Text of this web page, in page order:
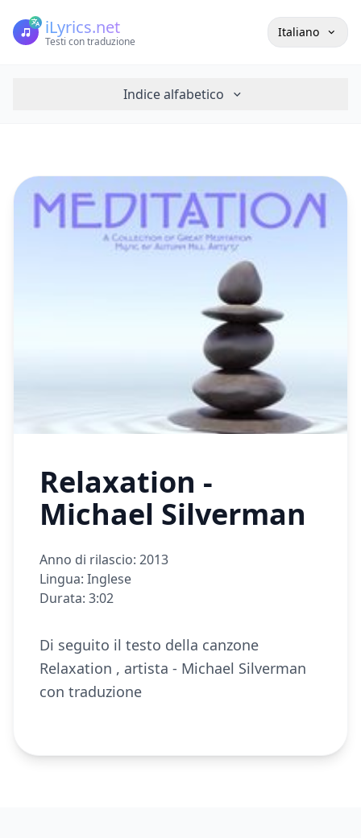
iLyrics.net
Testi con traduzione
Italiano
Indice alfabetico
Relaxation -
Michael Silverman
Anno di rilascio: 2013
Lingua: Inglese
Durata: 3:02
Di seguito il testo della canzone
Relaxation , artista - Michael Silverman
con traduzione